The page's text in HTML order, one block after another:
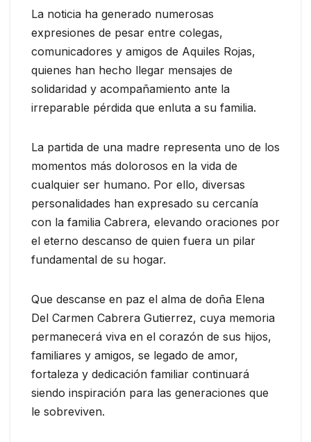
La noticia ha generado numerosas
expresiones de pesar entre colegas,
comunicadores y amigos de Aquiles Rojas,
quienes han hecho llegar mensajes de
solidaridad y acompañamiento ante la
irreparable pérdida que enluta a su familia.
La partida de una madre representa uno de los
momentos más dolorosos en la vida de
cualquier ser humano. Por ello, diversas
personalidades han expresado su cercanía
con la familia Cabrera, elevando oraciones por
el eterno descanso de quien fuera un pilar
fundamental de su hogar.
Que descanse en paz el alma de doña Elena
Del Carmen Cabrera Gutierrez, cuya memoria
permanecerá viva en el corazón de sus hijos,
familiares y amigos, se legado de amor,
fortaleza y dedicación familiar continuará
siendo inspiración para las generaciones que
le sobreviven.